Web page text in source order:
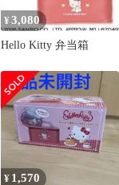
¥ 3,080
Hello Kitty 弁当箱
¥ 1,570